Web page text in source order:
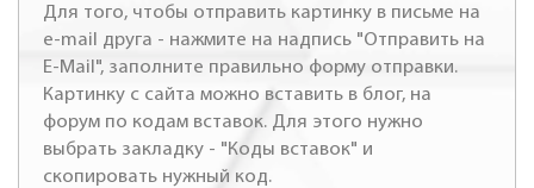
Для того, чтобы отправить картинку в письме на
e-mail друга - нажмите на надпись "Отправить на
E-Mail", заполните правильно форму отправки.
Картинку с сайта можно вставить в блог, на
форум по кодам вставок. Для этого нужно
выбрать закладку - "Коды вставок" и
скопировать нужный код.